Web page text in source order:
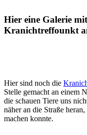
Hier eine Galerie
Kranichtreffounkt
Hier sind noch die
Stelle gemacht an einem
die schauen Tiere uns
näher an die Straße
machen konnte.